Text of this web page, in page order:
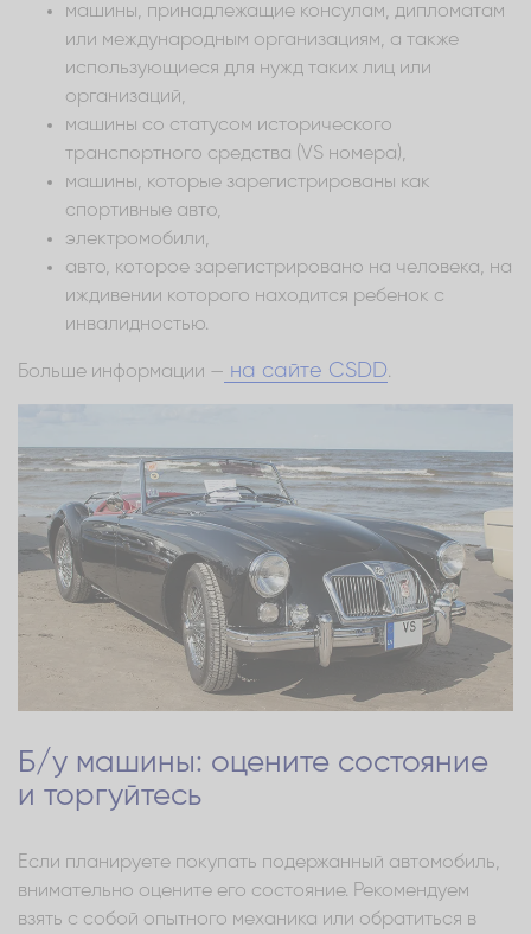
машины, принадлежащие консулам, дипломатам
или международным организациям, а также
использующиеся для нужд таких лиц или
организаций,
машины со статусом исторического
транспортного средства (VS номера),
машины, которые зарегистрированы как
спортивные авто,
электромобили,
авто, которое зарегистрировано на человека, на
иждивении которого находится ребенок с
инвалидностью.
Больше информации — на сайте CSDD.
Б/у машины: оцените состояние
и торгуйтесь
Если планируете покупать подержанный автомобиль,
внимательно оцените его состояние. Рекомендуем
взять с собой опытного механика или обратиться в